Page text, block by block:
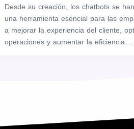
Desde su creación, los chatbots se
una herramienta esencial para las
a mejorar la experiencia del cliente,
operaciones y aumentar la eficiencia....